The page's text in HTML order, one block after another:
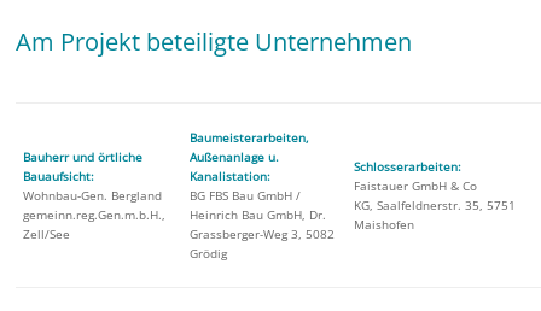
Am Projekt beteiligte Unternehmen
Bauherr und örtliche
Bauaufsicht:
Wohnbau-Gen. Bergland
gemeinn.reg.Gen.m.b.H.,
Zell/See
Baumeisterarbeiten,
Außenanlage u.
Kanalistation:
BG FBS Bau GmbH /
Heinrich Bau GmbH, Dr.
Grassberger-Weg 3, 5082
Grödig
Schlosserarbeiten:
Faistauer GmbH & Co
KG, Saalfeldnerstr. 35, 5751
Maishofen